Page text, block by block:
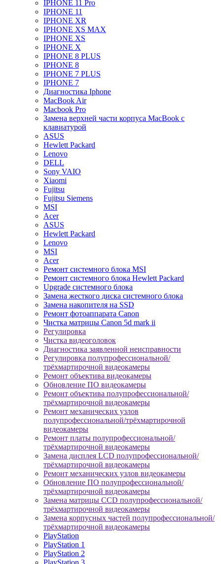
IPHONE 11 Pro
IPHONE 11
IPHONE XR
IPHONE XS MAX
IPHONE XS
IPHONE X
IPHONE 8 PLUS
IPHONE 8
IPHONE 7 PLUS
IPHONE 7
Диагностика Iphone
MacBook Air
Macbook Pro
Замена верхней части корпуса MacBook с
клавиатурой
ASUS
Hewlett Packard
Lenovo
DELL
Sony VAIO
Xiaomi
Fujitsu
Fujitsu Siemens
MSI
Acer
ASUS
Hewlett Packard
Lenovo
MSI
Acer
Ремонт системного блока MSI
Ремонт системного блока Hewlett Packard
Upgrade системного блока
Замена жесткого диска системного блока
Замена накопителя на SSD
Ремонт фотоаппарата Canon
Чистка матрицы Canon 5d mark ii
Регулировка
Чистка видеоголовок
Диагностика заявленной неисправности
Регулировка полупрофессиональной/
трёхмартирочной видеокамеры
Ремонт объектива видеокамеры
Обновление ПО видеокамеры
Ремонт объектива полупрофессиональной/
трёхмартирочной видеокамеры
Ремонт механических узлов
полупрофессиональной/трёхмартирочной
видеокамеры
Ремонт платы полупрофессиональной/
трёхмартирочной видеокамеры
Замена дисплея LCD полупрофессиональной/
трёхмартирочной видеокамеры
Ремонт механических узлов видеокамеры
Обновление ПО полупрофессиональной/
трёхмартирочной видеокамеры
Замена матрицы CCD полупрофессиональной/
трёхмартирочной видеокамеры
Замена корпусных частей полупрофессиональной/
трёхмартирочной видеокамеры
PlayStation
PlayStation 1
PlayStation 2
PlayStation 3